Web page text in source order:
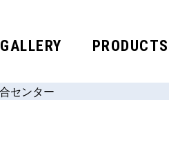
GALLERY PRODUCTS